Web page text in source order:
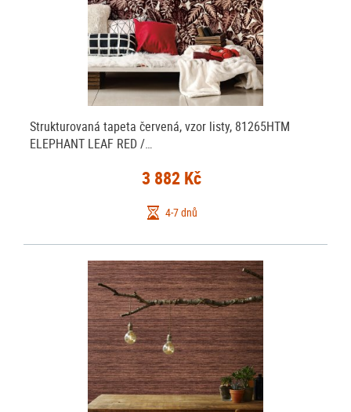
Strukturovaná tapeta červená, vzor listy, 81265HTM
ELEPHANT LEAF RED /…
3 882 Kč
4-7 dnů